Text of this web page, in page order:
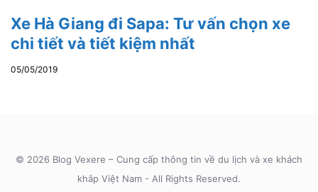
Xe Hà Giang đi Sapa: Tư vấn chọn xe
chi tiết và tiết kiệm nhất
05/05/2019
© 2026 Blog Vexere – Cung cấp thông tin về du lịch và xe khách
khắp Việt Nam - All Rights Reserved.